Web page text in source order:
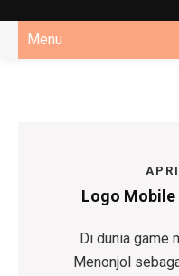
Menu
Logo Mobile
Di dunia game
Menonjol